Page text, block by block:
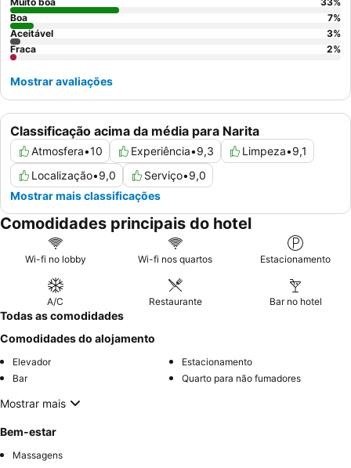
25 horas
alargados.
Classificação acima da média para Narita
Atmosfera•10 Experiência•9,3 Limpeza•9,1
Localização•9,0 Serviço•9,0
Mostrar mais classificações
Boa
7%
Aceitável
3%
Fraca
2%
Mostrar avaliações
Comodidades principais do hotel
Wi-fi no lobby Wi-fi nos quartos Estacionamento
A/C Restaurante Bar no hotel
Todas as comodidades
Comodidades do alojamento
Elevador
Estacionamento
Bar
Quarto para não fumadores
Mostrar mais
Bem-estar
Massagens